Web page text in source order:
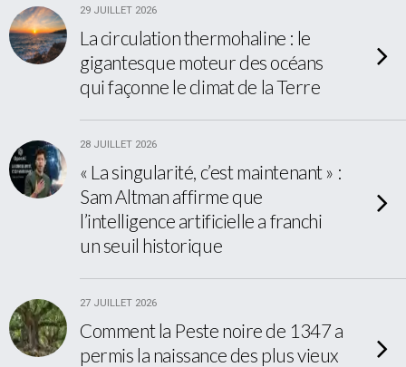
29 JUILLET 2026
La circulation thermohaline : le
gigantesque moteur des océans
qui façonne le climat de la Terre
28 JUILLET 2026
« La singularité, c’est maintenant » :
Sam Altman affirme que
l’intelligence artificielle a franchi
un seuil historique
27 JUILLET 2026
Comment la Peste noire de 1347 a
permis la naissance des plus vieux